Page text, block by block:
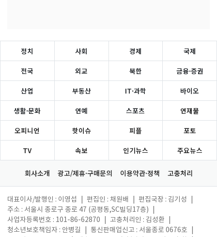
정치 사회 경제 국제
전국 외교 북한 금융·증권
산업 부동산 IT·과학 바이오
생활·문화 연예 스포츠 연재물
오피니언 핫이슈 피플 포토
TV 속보 인기뉴스 주요뉴스
회사소개 광고/제휴·구매문의 이용약관·정책 고충처리
대표이사/발행인 : 이영섭 편집인 : 채원배 편집국장 : 김기성
주소 : 서울시 종로구 종로 47 (공평동,SC빌딩17층)
사업자등록번호 : 101-86-62870
고충처리인 : 김성환
청소년보호책임자 : 안병길
통신판매업신고 : 서울종로 0676호